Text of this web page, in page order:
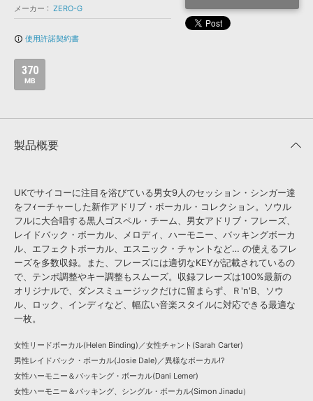
BGM »
APS
SLS 音素材の制作・ライセンス提供
メーカー
ZERO-G
info_outline 使用許諾契約書
370
MB
製品概要
UKでサイコーに注目を浴びている男女9人のセッション・シンガー達
をフｨーチャーした新作アドリブ・ボーカル・コレクション。ソウル
フルに大合唱する黒人ゴスペル・チーム、男女アドリブ・フレーズ、
レイドバック・ボーカル、メロディ、ハーモニー、バッキングボーカ
ル、エフェクトボーカル、エスニック・チャントなど… の使えるフレ
ーズを多数収録。また、フレーズには適切なKEYが記載されているの
で、テンポ調整やキー調整もスムーズ。収録フレーズは100%最新の
オリジナルで、ダンスミュージックだけに留まらず、Ｒ'n'B、ソウ
ル、ロック、インディなど、幅広い音楽スタイルに対応できる最適な
一枚。
女性リードボーカル(Helen Binding)／女性チャント(Sarah Carter)
男性レイドバック・ボーカル(Josie Dale)／異様なボーカル!?
女性ハーモニー＆バッキング・ボーカル(Dani Lemer)
女性ハーモニー＆バッキング、シングル・ボーカル(Simon Jinadu）